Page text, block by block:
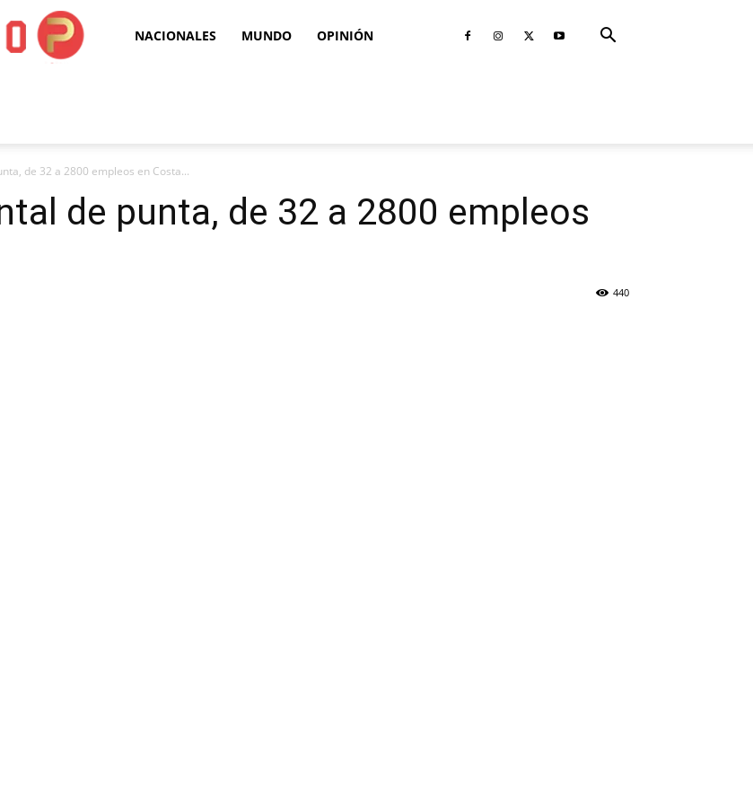
Puro NACIONALES MUNDO OPINIÓN
de 32 a 2800 empleos en Costa...
de punta, de 32 a 2800 empleos
440